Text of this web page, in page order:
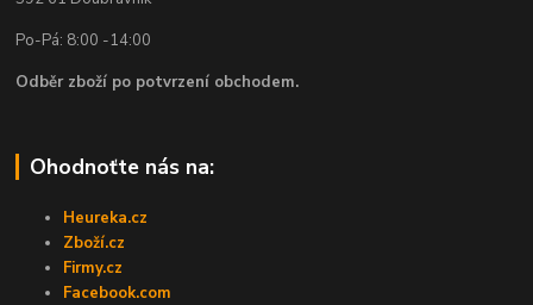
Po-Pá: 8:00 -14:00
Odběr zboží po potvrzení obchodem.
Ohodnoťte nás na:
Heureka.cz
Zboží.cz
Firmy.cz
Facebook.com